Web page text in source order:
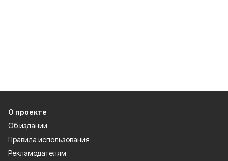
О проекте
Об издании
Правила использования
Рекламодателям